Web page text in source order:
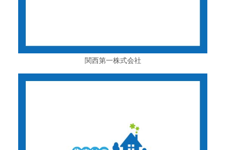
関西第一株式会社